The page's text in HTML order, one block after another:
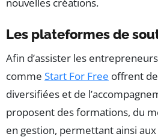
nouvelles créations.
Les plateformes de
Afin d’assister les
comme Start For Free offrent
diversifiées et de
proposent des formations, du
en gestion, permettant ainsi